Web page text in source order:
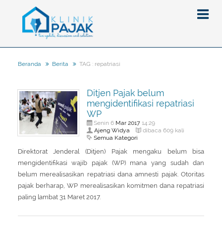
Artikel
Pajak
Pengantar
Pajak Pertambahan Nilai (PPN)
Administrasi Perpajakan
Penghitungan Pajak
Peraturan
PPN
Update Aturan Pajak
SPT Masa
Formulir Pajak
Event
Tax Amnesty
Beranda Berita TAG : repatriasi
Ditjen Pajak belum
mengidentifikasi repatriasi
WP
Senin 6 Mar 201714:29
Ajeng Widya dibaca 609 kali
Semua Kategori
Direktorat Jenderal (Ditjen) Pajak mengaku belum bisa
mengidentifikasi wajib pajak (WP) mana yang sudah dan
belum merealisasikan repatriasi dana amnesti pajak. Otoritas
pajak berharap, WP merealisasikan komitmen dana repatriasi
paling lambat 31 Maret 2017.